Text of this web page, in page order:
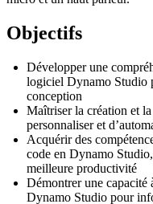
Objectifs
Développer une
logiciel Dynamo Studio
conception
Maîtriser la création et
personnaliser et
Acquérir des
code en Dynamo
meilleure productivité
Démontrer une capacité
Dynamo Studio pour